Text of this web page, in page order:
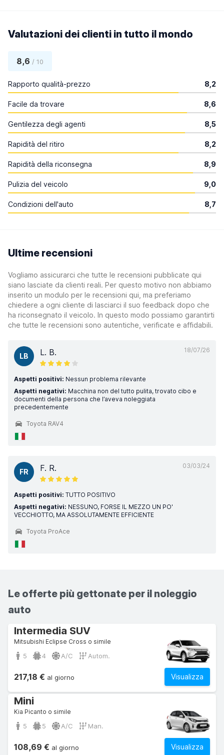
Valutazioni dei clienti in tutto il mondo
8,6 / 10
Rapporto qualità-prezzo 8,2
Facile da trovare 8,6
Gentilezza degli agenti 8,5
Rapidità del ritiro 8,2
Rapidità della riconsegna 8,9
Pulizia del veicolo 9,0
Condizioni dell'auto 8,7
Ultime recensioni
Vogliamo assicurarci che tutte le recensioni pubblicate qui
siano lasciate da clienti reali. Per questo motivo non abbiamo
inserito un modulo per le recensioni qui, ma preferiamo
chiedere a ogni cliente di lasciarci il suo feedback dopo che
ha riconsegnato il veicolo. In questo modo possiamo garantirti
che tutte le recensioni sono autentiche, verificate e affidabili.
18/07/26
LB L. B.
Aspetti positivi: Nessun problema rilevante
Aspetti negativi: Macchina non del tutto pulita, trovato cibo e
documenti della persona che l’aveva noleggiata
precedentemente
Toyota RAV4
03/03/24
FR F. R.
Aspetti positivi: TUTTO POSITIVO
Aspetti negativi: NESSUNO, FORSE IL MEZZO UN PO'
VECCHIOTTO, MA ASSOLUTAMENTE EFFICIENTE
Toyota ProAce
Le offerte più gettonate per il noleggio
auto
Intermedia SUV
Mitsubishi Eclipse Cross o simile
5 4 A/C Autom.
Visualizza
217,18 € al giorno
Mini
Kia Picanto o simile
5 5 A/C Man.
Visualizza
108,69 € al giorno